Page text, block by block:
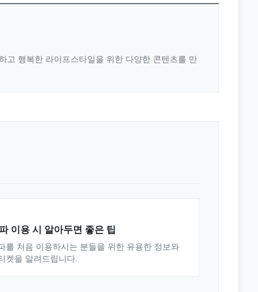
고 행복한 라이프스타일을 위한 다양한 콘텐츠를 만
이용 시 알아두면 좋은 팁
를 처음 이용하시는 분들을 위한 유용한 정보와
켓을 알려드립니다.